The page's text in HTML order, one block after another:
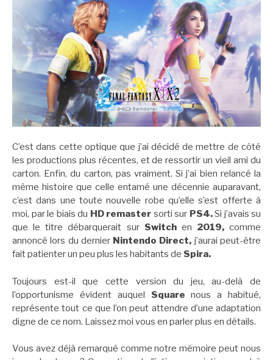
C’est dans cette optique que j’ai décidé de mettre de côté
les productions plus récentes, et de ressortir un vieil ami du
carton. Enfin, du carton, pas vraiment. Si j’ai bien relancé la
même histoire que celle entamé une décennie auparavant,
c’est dans une toute nouvelle robe qu’elle s’est offerte à
moi, par le biais du HD remaster sorti sur PS4.Si j’avais su
que le titre débarquerait sur Switchen 2019,comme
annoncé lors du dernier Nintendo Direct, j’aurai peut-être
fait patienter un peu plus les habitants de Spira.
Toujours est-il que cette version du jeu, au-delà de
l’opportunisme évident auquel Square nous a habitué,
représente tout ce que l’on peut attendre d’une adaptation
digne de ce nom. Laissez moi vous en parler plus en détails.
Vous avez déjà remarqué comme notre mémoire peut nous